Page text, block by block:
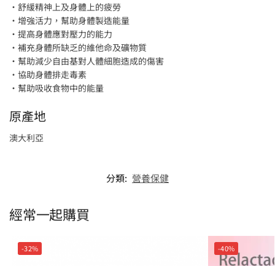
•舒緩精神上及身體上的疲勞
•增強活力，幫助身體製造能量
•提高身體應對壓力的能力
•補充身體所缺乏的維他命及礦物質
•幫助減少自由基對人體細胞造成的傷害
•協助身體排走毒素
•幫助吸收食物中的能量
原產地
澳大利亞
分類: 營養保健
經常一起購買
-32% -40%